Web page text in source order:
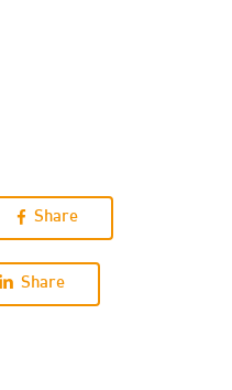
Share
Share